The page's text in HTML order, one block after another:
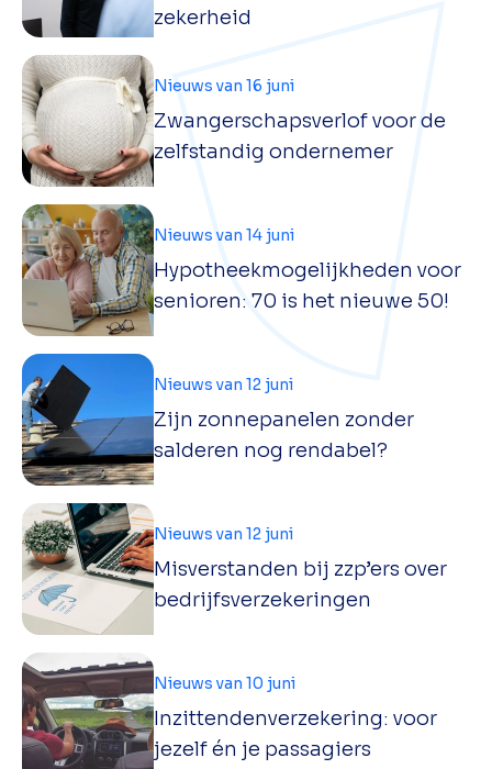
zekerheid
Zwangerschapsverlof voor de
zelfstandig ondernemer
Nieuws van 16 juni
Hypotheekmogelijkheden voor
senioren: 70 is het nieuwe 50!
Nieuws van 14 juni
Zijn zonnepanelen zonder
salderen nog rendabel?
Nieuws van 12 juni
Misverstanden bij zzp’ers over
bedrijfsverzekeringen
Nieuws van 12 juni
Inzittendenverzekering: voor
jezelf én je passagiers
Nieuws van 10 juni